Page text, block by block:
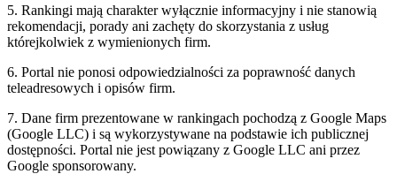
5. Rankingi mają charakter wyłącznie informacyjny i nie stanowią
rekomendacji, porady ani zachęty do skorzystania z usług
którejkolwiek z wymienionych firm.
6. Portal nie ponosi odpowiedzialności za poprawność danych
teleadresowych i opisów firm.
7. Dane firm prezentowane w rankingach pochodzą z Google Maps
(Google LLC) i są wykorzystywane na podstawie ich publicznej
dostępności. Portal nie jest powiązany z Google LLC ani przez
Google sponsorowany.